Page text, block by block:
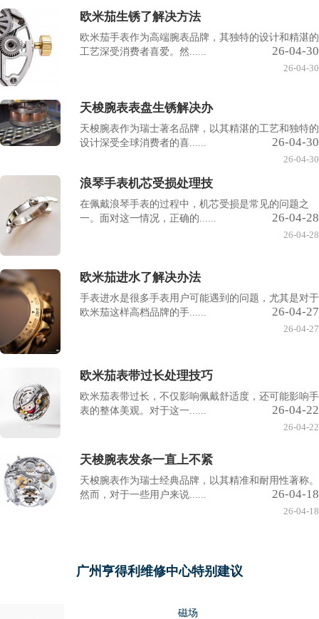
欧米茄生锈了解决方法
欧米茄手表作为高端腕表品牌，其独特的设计和精湛的
工艺深受消费者喜爱。然......
26-04-30
26-04-30
天梭腕表表盘生锈解决办
天梭腕表作为瑞士著名品牌，以其精湛的工艺和独特的
设计深受全球消费者的喜......
26-04-30
26-04-30
浪琴手表机芯受损处理技
在佩戴浪琴手表的过程中，机芯受损是常见的问题之
一。面对这一情况，正确的......
26-04-28
26-04-28
欧米茄进水了解决办法
手表进水是很多手表用户可能遇到的问题，尤其是对于
欧米茄这样高档品牌的手......
26-04-27
26-04-27
欧米茄表带过长处理技巧
欧米茄表带过长，不仅影响佩戴舒适度，还可能影响手
表的整体美观。对于这一......
26-04-22
26-04-22
天梭腕表发条一直上不紧
天梭腕表作为瑞士经典品牌，以其精准和耐用性著称。
然而，对于一些用户来说......
26-04-18
26-04-18
广州亨得利维修中心特别建议
磁场